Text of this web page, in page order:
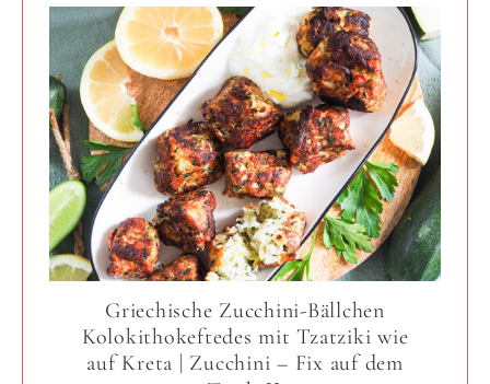
Griechische Zucchini-Bällchen
Kolokithokeftedes mit Tzatziki wie
auf Kreta | Zucchini – Fix auf dem